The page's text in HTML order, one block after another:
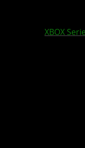
XBOX